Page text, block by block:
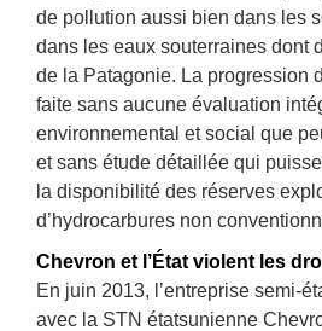
de pollution aussi bien dans les
dans les eaux souterraines dont
de la Patagonie. La progression
faite sans aucune évaluation
environnemental et social que
et sans étude détaillée qui
la disponibilité des réserves
d’hydrocarbures non
Chevron et l’État violent les
En juin 2013, l’entreprise semi-
avec la STN étatsunienne